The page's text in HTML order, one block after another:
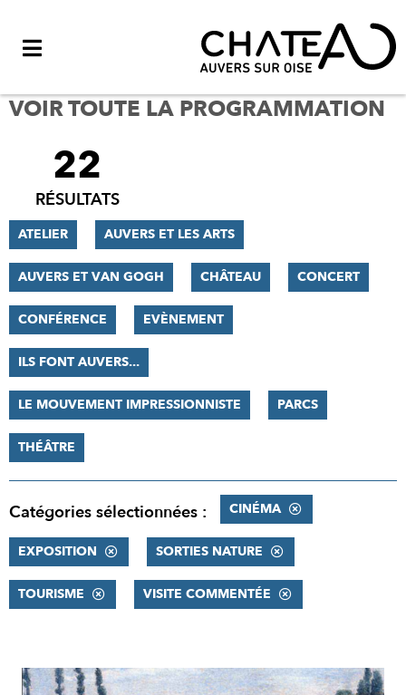
VOIR TOUTE LA PROGRAMMATION
FILTRER
RÉSULTATS
22
RÉSULTATS
ATELIER AUVERS ET LES ARTS
AUVERS ET VAN GOGH CHÂTEAU CONCERT
CONFÉRENCE EVÈNEMENT
ILS FONT AUVERS...
LE MOUVEMENT IMPRESSIONNISTE PARCS
THÉÂTRE
Catégories sélectionnées : CINÉMA
EXPOSITION SORTIES NATURE
TOURISME VISITE COMMENTÉE
RÉSULTATS